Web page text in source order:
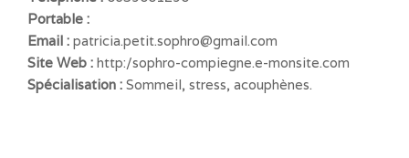
Portable :
Email : patricia.petit.sophro@gmail.com
Site Web : http:/sophro-compiegne.e-monsite.com
Spécialisation : Sommeil, stress, acouphènes.